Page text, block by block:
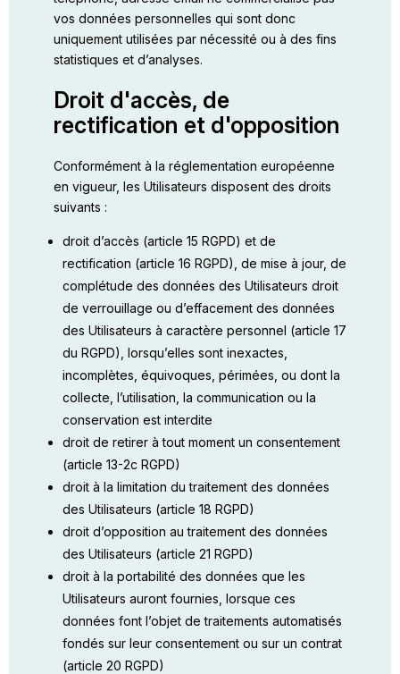
vos données personnelles qui sont donc
uniquement utilisées par nécessité ou à des fins
statistiques et d’analyses.
Droit d'accès, de
rectification et d'opposition
Conformément à la réglementation européenne
en vigueur, les Utilisateurs disposent des droits
suivants :
droit d’accès (article 15 RGPD) et de
rectification (article 16 RGPD), de mise à jour, de
complétude des données des Utilisateurs droit
de verrouillage ou d’effacement des données
des Utilisateurs à caractère personnel (article 17
du RGPD), lorsqu’elles sont inexactes,
incomplètes, équivoques, périmées, ou dont la
collecte, l’utilisation, la communication ou la
conservation est interdite
droit de retirer à tout moment un consentement
(article 13-2c RGPD)
droit à la limitation du traitement des données
des Utilisateurs (article 18 RGPD)
droit d’opposition au traitement des données
des Utilisateurs (article 21 RGPD)
droit à la portabilité des données que les
Utilisateurs auront fournies, lorsque ces
données font l’objet de traitements automatisés
fondés sur leur consentement ou sur un contrat
(article 20 RGPD)